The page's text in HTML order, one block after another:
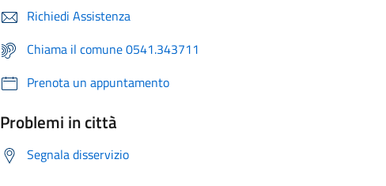
Richiedi Assistenza
Chiama il comune 0541.343711
Prenota un appuntamento
Problemi in città
Segnala disservizio